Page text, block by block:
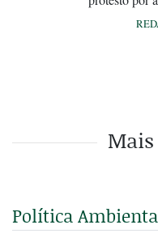
Mais
Política